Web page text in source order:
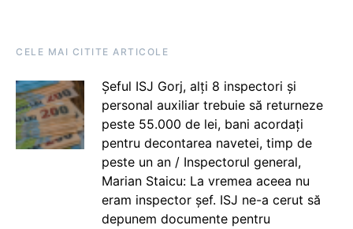
CELE MAI CITITE ARTICOLE
Șeful ISJ Gorj, alți 8 inspectori și
personal auxiliar trebuie să returneze
peste 55.000 de lei, bani acordați
pentru decontarea navetei, timp de
peste un an / Inspectorul general,
Marian Staicu: La vremea aceea nu
eram inspector șef. ISJ ne-a cerut să
depunem documente pentru